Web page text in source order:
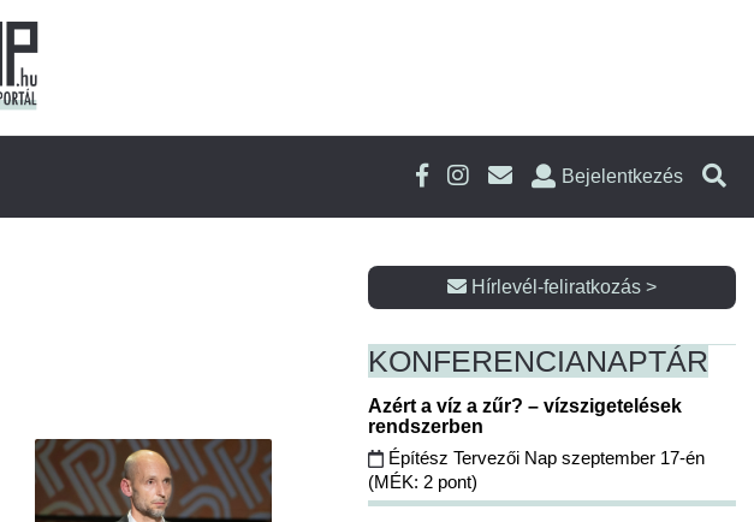
Bejelentkezés
Hírlevél-feliratkozás >
KONFERENCIANAPTÁR
Azért a víz a zűr? – vízszigetelések
rendszerben
Építész Tervezői Nap szeptember 17-én
(MÉK: 2 pont)